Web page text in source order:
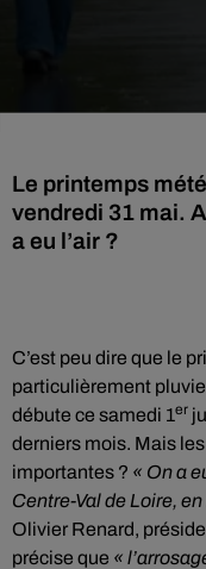
Le printemps
vendredi 31 mai.
a eu l’air ?
C’est peu dire que le
particulièrement
débute ce samedi 1er
derniers mois. Mais
importantes ? « On a
Centre-Val de Loire,
Olivier Renard,
précise que «